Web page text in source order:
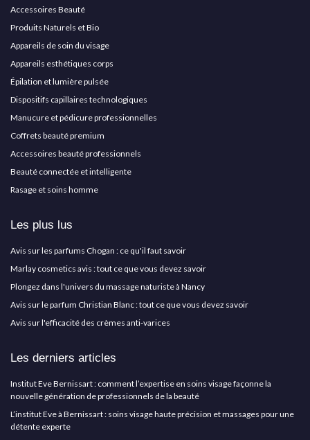
Accessoires Beauté
Produits Naturels et Bio
Appareils de soin du visage
Appareils esthétiques corps
Épilation et lumière pulsée
Dispositifs capillaires technologiques
Manucure et pédicure professionnelles
Coffrets beauté premium
Accessoires beauté professionnels
Beauté connectée et intelligente
Rasage et soins homme
Les plus lus
Avis sur les parfums Chogan : ce qu'il faut savoir
Marlay cosmetics avis : tout ce que vous devez savoir
Plongez dans l'univers du massage naturiste à Nancy
Avis sur le parfum Christian Blanc : tout ce que vous devez savoir
Avis sur l'efficacité des crèmes anti-varices
Les derniers articles
Institut Eve Bernissart : comment l’expertise en soins visage façonne la
nouvelle génération de professionnels de la beauté
L’institut Eve à Bernissart : soins visage haute précision et massages pour une
détente experte